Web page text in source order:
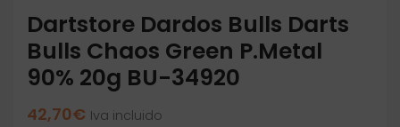
Dartstore Dardos Bulls Darts
Bulls Chaos Green P.Metal
90% 20g BU-34920
42,70€ Iva incluido